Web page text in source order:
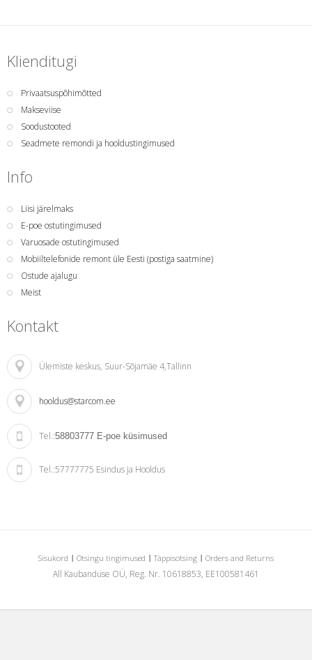
Klienditugi
Privaatsuspõhimõtted
Makseviise
Soodustooted
Seadmete remondi ja hooldustingimused
Info
Liisi järelmaks
E-poe ostutingimused
Varuosade ostutingimused
Mobiiltelefonide remont üle Eesti (postiga saatmine)
Ostude ajalugu
Meist
Kontakt
Ülemiste keskus, Suur-Sõjamäe 4,Tallinn
hooldus@starcom.ee
Tel.:58803777 E-poe küsimused
Tel.:57777775 Esindus ja Hooldus
Sisukord Otsingu tingimused Täppisotsing Orders and Returns
All Kaubanduse OÜ, Reg. Nr. 10618853, EE100581461